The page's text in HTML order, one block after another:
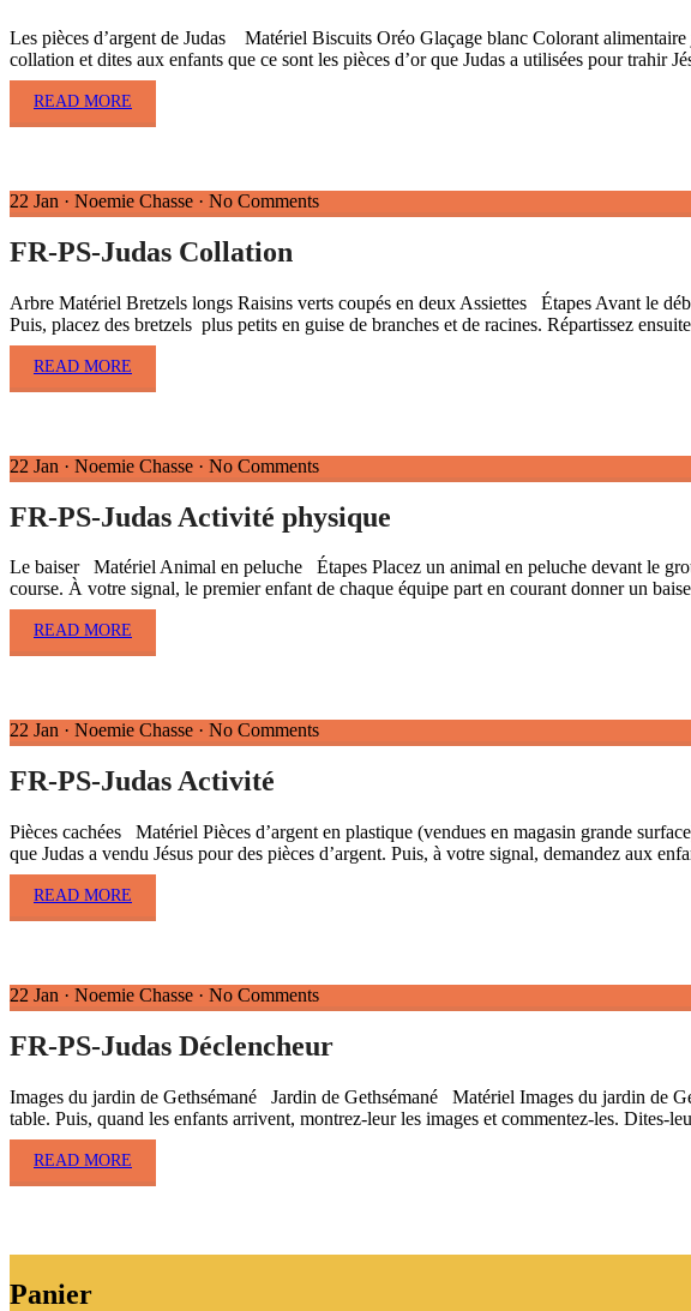
Les pièces d’argent de Judas Matériel Biscuits Oréo Glaçage blanc Colorant
collation et dites aux enfants que ce sont les pièces d’or que Judas a utilisées pour trahir
READ MORE
22 Jan · Noemie Chasse · No Comments
FR-PS-Judas Collation
Arbre Matériel Bretzels longs Raisins verts coupés en deux Assiettes Étapes Avant le
Puis, placez des bretzels plus petits en guise de branches et de racines. Répartissez
READ MORE
22 Jan · Noemie Chasse · No Comments
FR-PS-Judas Activité physique
Le baiser Matériel Animal en peluche Étapes Placez un animal en peluche devant le
course. À votre signal, le premier enfant de chaque équipe part en courant donner un
READ MORE
22 Jan · Noemie Chasse · No Comments
FR-PS-Judas Activité
Pièces cachées Matériel Pièces d’argent en plastique (vendues en magasin grande
que Judas a vendu Jésus pour des pièces d’argent. Puis, à votre signal, demandez aux
READ MORE
22 Jan · Noemie Chasse · No Comments
FR-PS-Judas Déclencheur
Images du jardin de Gethsémané Jardin de Gethsémané Matériel Images du jardin de
table. Puis, quand les enfants arrivent, montrez-leur les images et commentez-les. Dites-
READ MORE
Panier